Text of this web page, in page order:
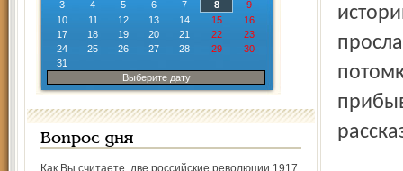
3
4 5 6 7 8
9
10
11 12 13 14 15
16
17
18 19 20 21 22
23
24
25 26 27 28 29
30
31
Выберите дату
Вопрос дня
Как Вы считаете, две российские революции 1917